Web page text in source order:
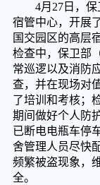
4月27日，
宿管中心，开展
国交园区的高层
检查中，保卫部
常巡逻以及消防
查，并在现场对
了培训和考核；
期间做好个人防
已断电电瓶车停
舍管理人员尽快
频繁被盗现象，
全。